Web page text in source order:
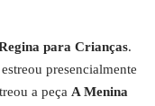
para Crianças.
presencialmente
a peça A Menina